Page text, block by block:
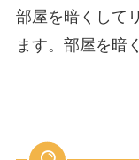
部屋を暗くして
ます。部屋を暗